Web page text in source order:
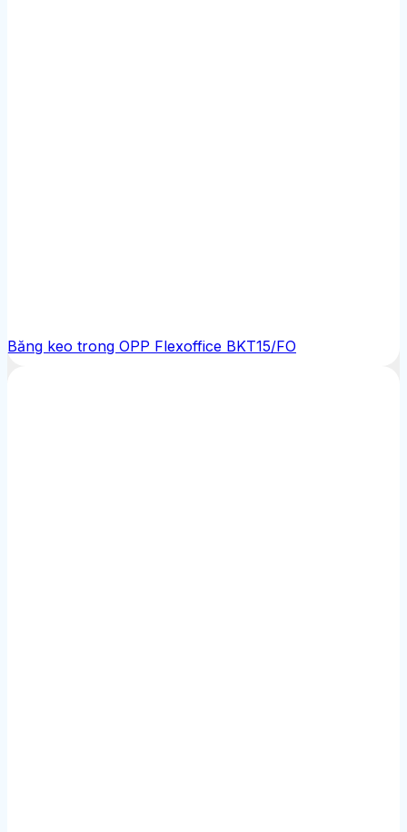
Băng keo trong OPP Flexoffice BKT15/FO